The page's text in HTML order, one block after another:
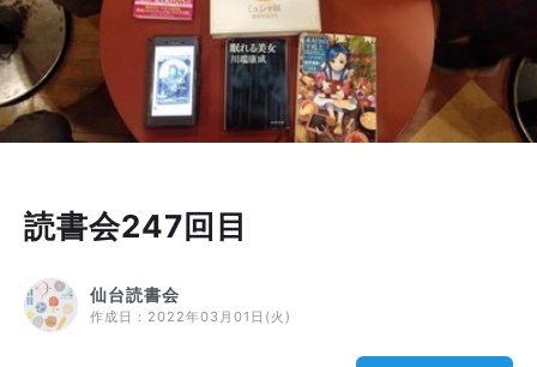
読書会247回目
仙台読書会
作成日： 2022年03月01日(火)